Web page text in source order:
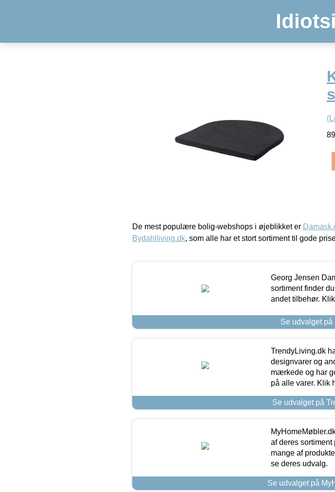
De mest populære bolig-webshops i øjeblikket er
Bydahlliving.dk, som alle har et stort sortiment til gode
Georg Jensen
sortiment finder
andet tilbehør.
Se udvalget på
TrendyLiving.dk
designvarer og
mærkede og har
på alle varer. Klik
Se udvalget på
af deres
mange af
se deres udvalg.
Se udvalget på